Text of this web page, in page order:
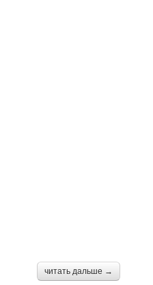
читать дальше →